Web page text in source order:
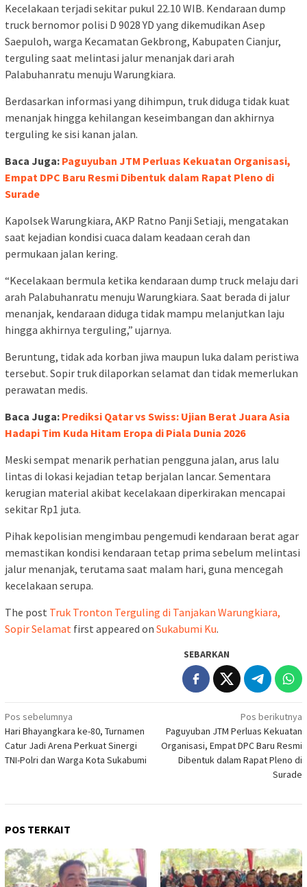
Kecelakaan terjadi sekitar pukul 22.10 WIB. Kendaraan dump
truck bernomor polisi D 9028 YD yang dikemudikan Asep
Saepuloh, warga Kecamatan Gekbrong, Kabupaten Cianjur,
terguling saat melintasi jalur menanjak dari arah
Palabuhanratu menuju Warungkiara.
Berdasarkan informasi yang dihimpun, truk diduga tidak kuat
menanjak hingga kehilangan keseimbangan dan akhirnya
terguling ke sisi kanan jalan.
Baca Juga: Paguyuban JTM Perluas Kekuatan Organisasi,
Empat DPC Baru Resmi Dibentuk dalam Rapat Pleno di
Surade
Kapolsek Warungkiara, AKP Ratno Panji Setiaji, mengatakan
saat kejadian kondisi cuaca dalam keadaan cerah dan
permukaan jalan kering.
“Kecelakaan bermula ketika kendaraan dump truck melaju dari
arah Palabuhanratu menuju Warungkiara. Saat berada di jalur
menanjak, kendaraan diduga tidak mampu melanjutkan laju
hingga akhirnya terguling,” ujarnya.
Beruntung, tidak ada korban jiwa maupun luka dalam peristiwa
tersebut. Sopir truk dilaporkan selamat dan tidak memerlukan
perawatan medis.
Baca Juga: Prediksi Qatar vs Swiss: Ujian Berat Juara Asia
Hadapi Tim Kuda Hitam Eropa di Piala Dunia 2026
Meski sempat menarik perhatian pengguna jalan, arus lalu
lintas di lokasi kejadian tetap berjalan lancar. Sementara
kerugian material akibat kecelakaan diperkirakan mencapai
sekitar Rp1 juta.
Pihak kepolisian mengimbau pengemudi kendaraan berat agar
memastikan kondisi kendaraan tetap prima sebelum melintasi
jalur menanjak, terutama saat malam hari, guna mencegah
kecelakaan serupa.
The post Truk Tronton Terguling di Tanjakan Warungkiara,
Sopir Selamat first appeared on Sukabumi Ku.
SEBARKAN
Navigasi
pos
Pos sebelumnya
Hari Bhayangkara ke-80, Turnamen
Catur Jadi Arena Perkuat Sinergi
TNI-Polri dan Warga Kota Sukabumi
Pos berikutnya
Paguyuban JTM Perluas Kekuatan
Organisasi, Empat DPC Baru Resmi
Dibentuk dalam Rapat Pleno di
Surade
POS TERKAIT